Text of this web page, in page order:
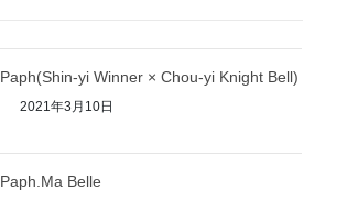
Paph(Shin-yi Winner × Chou-yi Knight Bell)
2021年3月10日
Paph.Ma Belle